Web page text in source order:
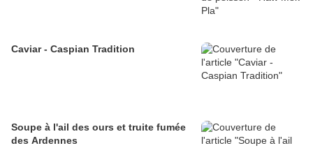
Caviar - Caspian Tradition
Soupe à l'ail des ours et truite fumée
des Ardennes